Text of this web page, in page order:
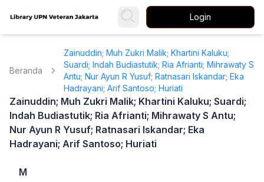
Login
Beranda
Zainuddin; Muh Zukri Malik; Khartini Kaluku;
Suardi; Indah Budiastutik; Ria Afrianti; Mihrawaty S
Antu; Nur Ayun R Yusuf; Ratnasari Iskandar; Eka
Hadrayani; Arif Santoso; Huriati
Zainuddin; Muh Zukri Malik; Khartini Kaluku; Suardi;
Indah Budiastutik; Ria Afrianti; Mihrawaty S Antu;
Nur Ayun R Yusuf; Ratnasari Iskandar; Eka
Hadrayani; Arif Santoso; Huriati
M